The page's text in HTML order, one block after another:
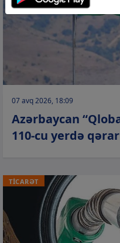
07 avq 2026, 18:09
Azərbaycan
110-cu yerdə
TİCARƏT